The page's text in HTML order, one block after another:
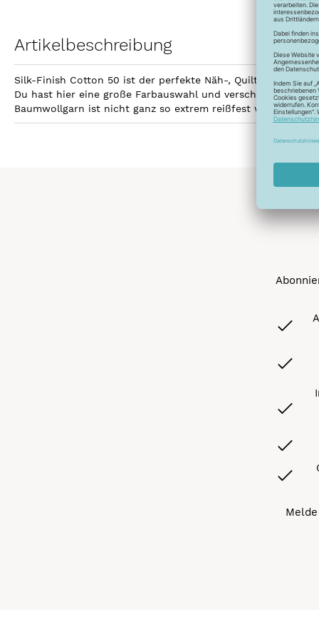
Artikelbeschreibung
Silk-Finish Cotton 50 ist der perfekte Näh-, Quilt- und
Du hast hier eine große Farbauswahl und verschiedene
Baumwollgarn ist nicht ganz so extrem reißfest wie